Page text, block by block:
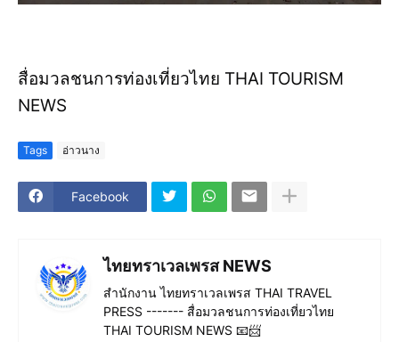
สื่อมวลชนการท่องเที่ยวไทย THAI TOURISM
NEWS
Tags อ่าวนาง
Facebook
ไทยทราเวลเพรส NEWS
สำนักงาน ไทยทราเวลเพรส THAI TRAVEL
PRESS ------- สื่อมวลชนการท่องเที่ยวไทย
THAI TOURISM NEWS 📧📨